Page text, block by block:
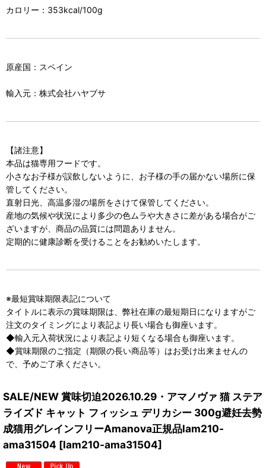
カロリー：353kcal/100g
原産国：スペイン
輸入元：株式会社ハヤブサ
【諸注意】
本品は猫専用フードです。
小さなお子様が誤飲しないように、お子様の手の届かない場所に保
管してください。
直射日光、高温多湿の場所をさけて保管してください。
産地の気候や状況により多少の色ムラや大きさに差がある場合がご
ざいますが、商品の品質には問題ありません。
定期的に健康診断を受けることをお勧めいたします。
※最短賞味期限表記について
タイトルに表示の賞味期限は、弊社在庫の最短期日になりますがご
注文のタイミングにより表記より長い場合も御座います。
◆輸入元入荷状況により表記より短くなる場合も御座います。
◆賞味期限のご指定（期限の長い商品等）はお受け出来ませんの
で、予めご了承ください。
SALE/NEW 賞味切迫2026.10.29・アマノヴァ 猫 ステア
ライズド キャット フィッシュ デリカシー 300g避妊去勢
成猫用グレインフリーAmanova正規品lam210-
ama31504 [lam210-ama31504]